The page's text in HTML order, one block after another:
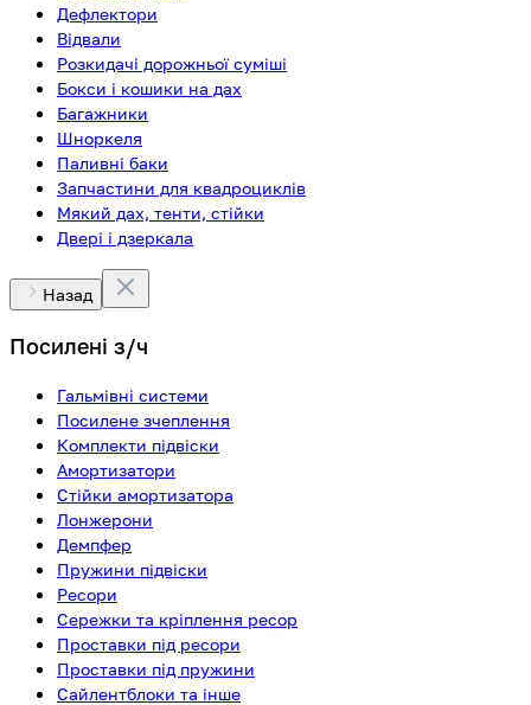
Дефлектори
Відвали
Розкидачі дорожньої суміші
Бокси і кошики на дах
Багажники
Шноркеля
Паливні баки
Запчастини для квадроциклів
Мякий дах, тенти, стійки
Двері і дзеркала
Назад
Посилені з/ч
Гальмівні системи
Посилене зчеплення
Комплекти підвіски
Амортизатори
Стійки амортизатора
Лонжерони
Демпфер
Пружини підвіски
Ресори
Сережки та кріплення ресор
Проставки під ресори
Проставки під пружини
Сайлентблоки та інше